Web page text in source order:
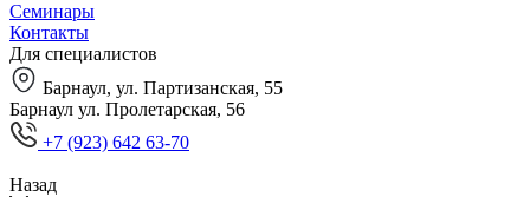
Семинары
Контакты
Для специалистов
Барнаул, ул. Партизанская, 55
Барнаул ул. Пролетарская, 56
+7 (923) 642 63-70
Назад